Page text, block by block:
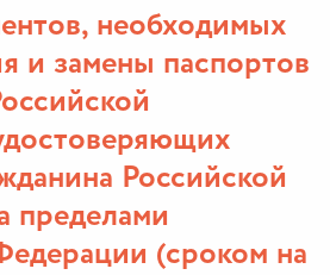
необходимых
и замены паспортов
Российской
пределами
(сроком на